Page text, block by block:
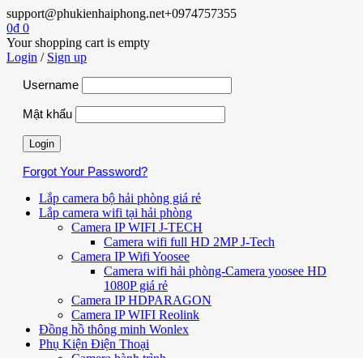
support@phukienhaiphong.net+0974757355
0₫ 0
Your shopping cart is empty
Login / Sign up
Username
Mật khẩu
Forgot Your Password?
Lắp camera bộ hải phòng giá rẻ
Lắp camera wifi tại hải phòng
Camera IP WIFI J-TECH
Camera wifi full HD 2MP J-Tech
Camera IP Wifi Yoosee
Camera wifi hải phòng-Camera yoosee HD
1080P giá rẻ
Camera IP HDPARAGON
Camera IP WIFI Reolink
Đồng hồ thông minh Wonlex
Phụ Kiện Điện Thoại